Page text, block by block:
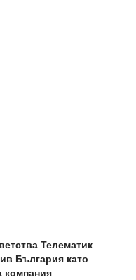
Телематик
България като
компания